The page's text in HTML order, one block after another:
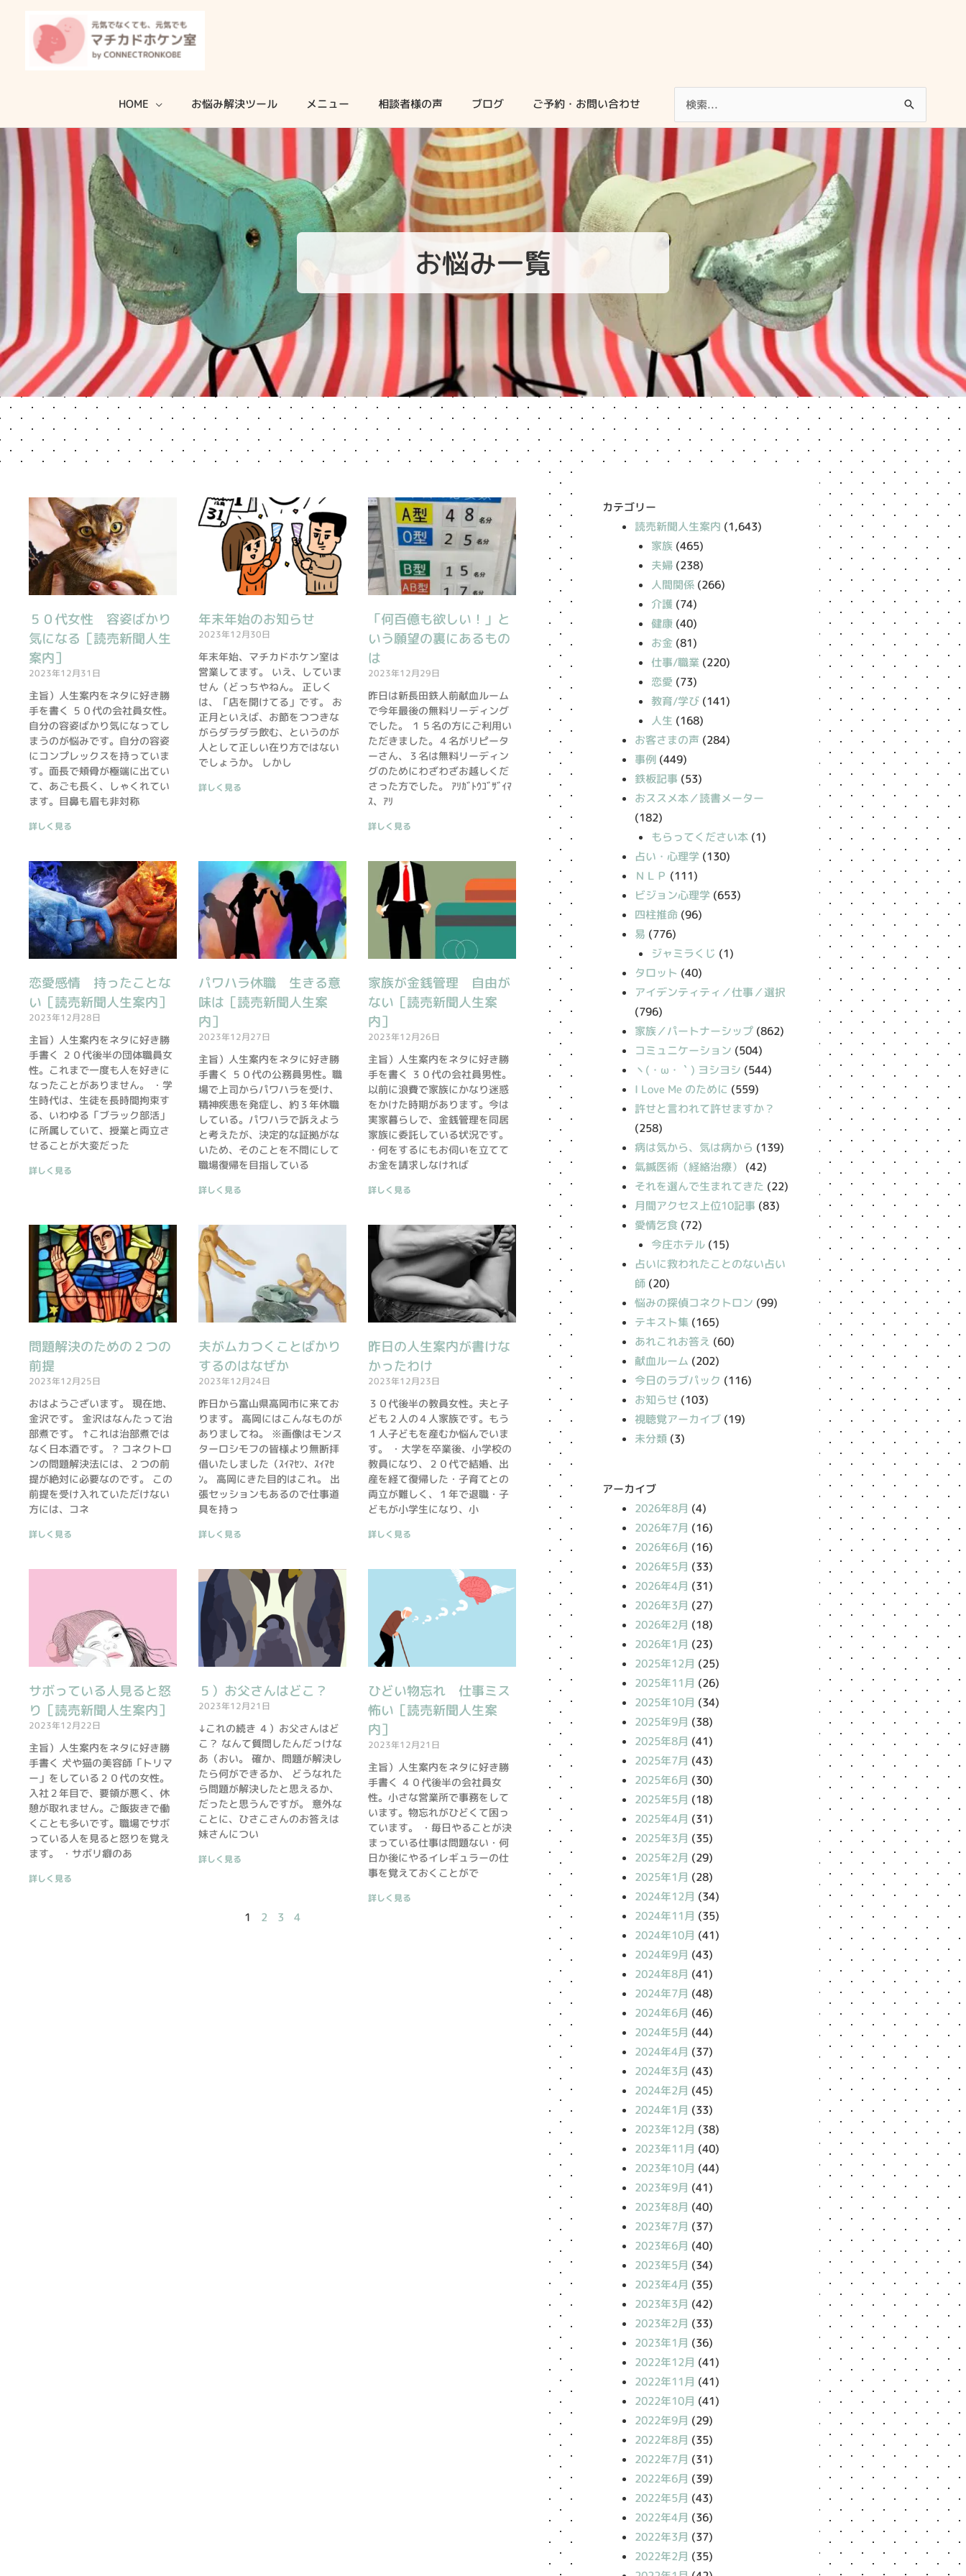
プ
HOME お悩み解決ツール メニュー 相談者様の声 ブログ ご予約・お問い合わせ
索
対
象:
お悩み一覧
５０代女性 容姿ばかり
気になる［読売新聞人生
案内］
2023年12月31日
主旨）人生案内をネタに好き勝
手を書く ５０代の会社員女性。
自分の容姿ばかり気になってし
まうのが悩みです。自分の容姿
にコンプレックスを持っていま
す。面長で頬骨が極端に出てい
て、あごも長く、しゃくれてい
ます。目鼻も眉も非対称
詳しく見る
年末年始のお知らせ
2023年12月30日
年末年始、マチカドホケン室は
営業してます。 いえ、していま
せん（どっちやねん。 正しく
は、「店を開けてる」です。 お
正月といえば、お節をつつきな
がらダラダラ飲む、というのが
人として正しい在り方ではない
でしょうか。 しかし
詳しく見る
「何百億も欲しい！」と
いう願望の裏にあるもの
は
2023年12月29日
昨日は新長田鉄人前献血ルーム
で今年最後の無料リーディング
でした。 １５名の方にご利用い
ただきました。４名がリピータ
ーさん、３名は無料リーディン
グのためにわざわざお越しくだ
さった方でした。 ｱﾘｶﾞﾄｳｺﾞｻﾞｲﾏ
ｽ、ｱﾘ
詳しく見る
恋愛感情 持ったことな
い［読売新聞人生案内］
2023年12月28日
主旨）人生案内をネタに好き勝
手書く ２０代後半の団体職員女
性。これまで一度も人を好きに
なったことがありません。 ・学
生時代は、生徒を長時間拘束す
る、いわゆる「ブラック部活」
に所属していて、授業と両立さ
せることが大変だった
詳しく見る
パワハラ休職 生きる意
味は［読売新聞人生案
内］
2023年12月27日
主旨）人生案内をネタに好き勝
手書く ５０代の公務員男性。職
場で上司からパワハラを受け、
精神疾患を発症し、約３年休職
している。パワハラで訴えよう
と考えたが、決定的な証拠がな
いため、そのことを不問にして
職場復帰を目指している
詳しく見る
家族が金銭管理 自由が
ない［読売新聞人生案
内］
2023年12月26日
主旨）人生案内をネタに好き勝
手を書く ３０代の会社員男性。
以前に浪費で家族にかなり迷惑
をかけた時期があります。今は
実家暮らしで、金銭管理を同居
家族に委託している状況です。
・何をするにもお伺いを立てて
お金を請求しなければ
詳しく見る
問題解決のための２つの
前提
2023年12月25日
おはようございます。 現在地、
金沢です。 金沢はなんたって治
部煮です。 ↑これは治部煮では
なく日本酒です。 ? コネクトロ
ンの問題解決法には、２つの前
提が絶対に必要なのです。 この
前提を受け入れていただけない
方には、コネ
詳しく見る
夫がムカつくことばかり
するのはなぜか
2023年12月24日
昨日から富山県高岡市に来てお
ります。 高岡にはこんなものが
ありましてね。 ※画像はモンス
ターロシモフの皆様より無断拝
借いたしました（ｽｲﾏｾﾝ、ｽｲﾏｾ
ﾝ。 高岡にきた目的はこれ。 出
張セッションもあるので仕事道
具を持っ
詳しく見る
昨日の人生案内が書けな
かったわけ
2023年12月23日
３０代後半の教員女性。夫と子
ども２人の４人家族です。もう
１人子どもを産むか悩んでいま
す。 ・大学を卒業後、小学校の
教員になり、２０代で結婚、出
産を経て復帰した・子育てとの
両立が難しく、１年で退職・子
どもが小学生になり、小
詳しく見る
サボっている人見ると怒
り［読売新聞人生案内］
2023年12月22日
主旨）人生案内をネタに好き勝
手書く 犬や猫の美容師「トリマ
ー」をしている２０代の女性。
入社２年目で、要領が悪く、休
憩が取れません。ご飯抜きで働
くことも多いです。職場でサボ
っている人を見ると怒りを覚え
ます。 ・サボリ癖のあ
詳しく見る
５）お父さんはどこ？
2023年12月21日
↓これの続き ４）お父さんはど
こ？ なんて質問したんだっけな
あ（おい。 確か、問題が解決し
たら何ができるか、 どうなれた
ら問題が解決したと思えるか、
だったと思うんですが。 意外な
ことに、ひさこさんのお答えは
妹さんについ
詳しく見る
ひどい物忘れ 仕事ミス
怖い［読売新聞人生案
内］
2023年12月21日
主旨）人生案内をネタに好き勝
手書く ４０代後半の会社員女
性。小さな営業所で事務をして
います。物忘れがひどくて困っ
ています。 ・毎日やることが決
まっている仕事は問題ない・何
日か後にやるイレギュラーの仕
事を覚えておくことがで
詳しく見る
ペ
ー
ジ
1
ペ
ー
ジ
2
ペ
ー
ジ
3
ペ
ー
ジ
4
カテゴリー
読売新聞人生案内 (1,643)
家族 (465)
夫婦(238)
人間関係(266)
介護 (74)
健康(40)
お金 (81)
仕事/職業 (220)
恋愛 (73)
教育/学び(141)
人生 (168)
お客さまの声 (284)
事例 (449)
鉄板記事 (53)
おススメ本／読書メーター
(182)
もらってください本(1)
占い・心理学 (130)
ＮＬＰ (111)
ビジョン心理学 (653)
四柱推命 (96)
易 (776)
ジャミラくじ (1)
タロット (40)
アイデンティティ／仕事／選択
(796)
家族／パートナーシップ (862)
コミュニケーション (504)
丶(・ω・｀) ヨシヨシ (544)
I Love Me のために (559)
許せと言われて許せますか？
(258)
病は気から、気は病から (139)
氣鍼医術（経絡治療）
(42)
それを選んで生まれてきた (22)
月間アクセス上位10記事 (83)
愛情乞食 (72)
今庄ホテル(15)
占いに救われたことのない占い
師 (20)
悩みの探偵コネクトロン (99)
テキスト集 (165)
あれこれお答え (60)
献血ルーム (202)
今日のラブパック (116)
お知らせ (103)
視聴覚アーカイブ (19)
未分類 (3)
アーカイブ
2026年8月 (4)
2026年7月 (16)
2026年6月 (16)
2026年5月 (33)
2026年4月 (31)
2026年3月 (27)
2026年2月 (18)
2026年1月 (23)
2025年12月 (25)
2025年11月 (26)
2025年10月 (34)
2025年9月 (38)
2025年8月 (41)
2025年7月 (43)
2025年6月 (30)
2025年5月 (18)
2025年4月 (31)
2025年3月 (35)
2025年2月 (29)
2025年1月 (28)
2024年12月 (34)
2024年11月 (35)
2024年10月 (41)
2024年9月 (43)
2024年8月 (41)
2024年7月 (48)
2024年6月 (46)
2024年5月 (44)
2024年4月 (37)
2024年3月 (43)
2024年2月 (45)
2024年1月 (33)
2023年12月 (38)
2023年11月 (40)
2023年10月 (44)
2023年9月 (41)
2023年8月 (40)
2023年7月 (37)
2023年6月 (40)
2023年5月 (34)
2023年4月 (35)
2023年3月 (42)
2023年2月 (33)
2023年1月 (36)
2022年12月 (41)
2022年11月 (41)
2022年10月 (41)
2022年9月 (29)
2022年8月 (35)
2022年7月 (31)
2022年6月 (39)
2022年5月 (43)
2022年4月 (36)
2022年3月 (37)
2022年2月 (35)